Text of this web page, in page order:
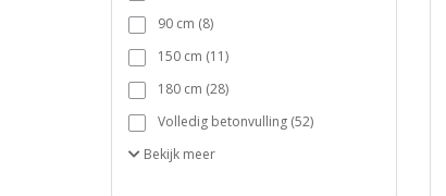
90 cm (8)
150 cm (11)
180 cm (28)
Volledig betonvulling (52)
Bekijk meer